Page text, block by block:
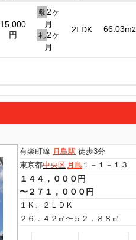
15,000
円
敷2ヶ
月
礼2ヶ
月
2LDK 66.03m2
有楽町線 月島駅 徒歩3分
東京都中央区 月島 １－１－１３
１４４，０００円
〜２７１，０００円
１Ｋ、２ＬＤＫ
２６．４２㎡〜５２．８８㎡